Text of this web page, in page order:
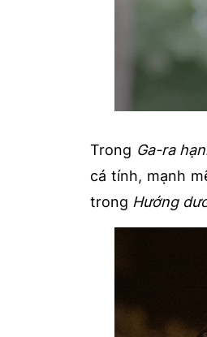
Trong Ga-ra
cá tính, mạnh
trong Hướng